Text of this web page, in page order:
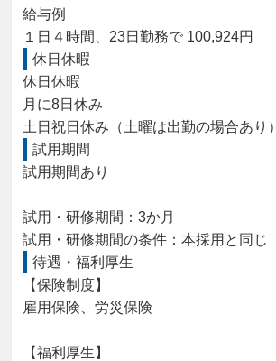
給与例
１日４時間、23日勤務で 100,924円
休日休暇
休日休暇
月に8日休み
土日祝日休み（土曜は出勤の場合あり）
試用期間
試用期間あり
試用・研修期間：3か月
待遇・福利厚生
【保険制度】
雇用保険、労災保険
【福利厚生】